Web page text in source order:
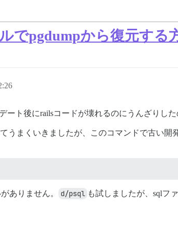
でpgdumpから復元する
ート後にrailsコードが壊れるのにうんざりし
うまくいきましたが、このコマンドで古い
ありません。 d/psql も試しましたが、sqlフ